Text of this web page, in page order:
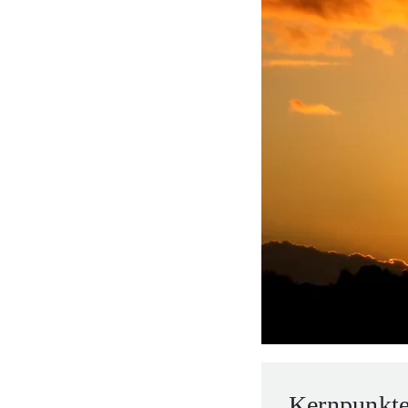
Nahen Osten.
brazil.